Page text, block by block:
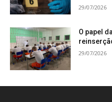
29/07/2026
O papel
29/07/2026